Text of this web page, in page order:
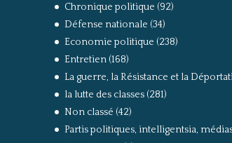
Chronique politique (92)
Défense nationale (34)
Economie politique (238)
Entretien(168)
La guerre, la Résistance et la
la lutte des classes(281)
Non classé (42)
Partis politiques, intelligentsia,